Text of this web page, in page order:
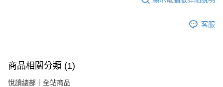
客服
商品相關分類 (1)
悅讀總部｜全站商品